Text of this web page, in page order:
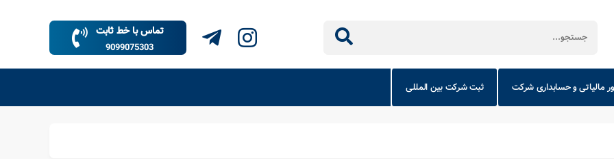
تماس با خط ثابت
9099075303
مالیاتی و حسابداری شرکت ثبت شرکت بین المللی